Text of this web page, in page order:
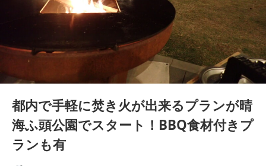
都内で手軽に焚き火が出来るプランが晴
海ふ頭公園でスタート！BBQ食材付きプ
ランも有